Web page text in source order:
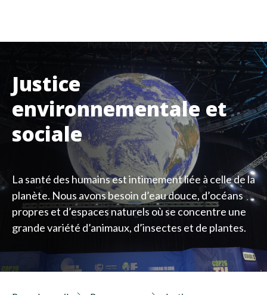
Justice
environnementale et
sociale
La santé des humains est intimement liée à celle de la
planète. Nous avons besoin d’eau douce, d’océans
propres et d’espaces naturels où se concentre une
grande variété d’animaux, d’insectes et de plantes.